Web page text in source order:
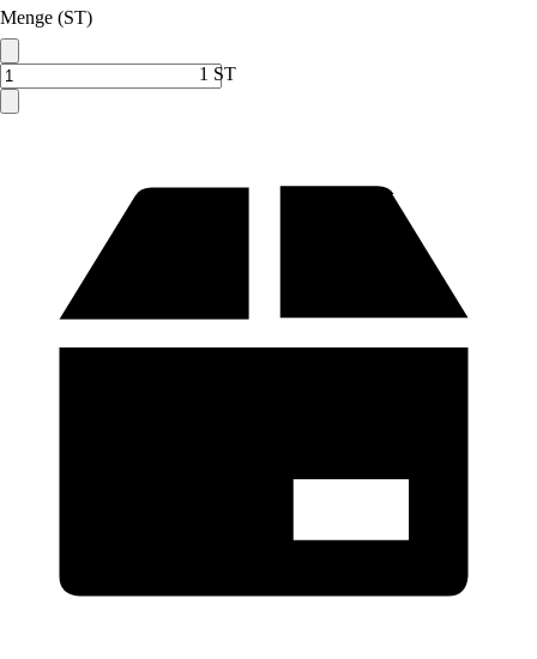
Menge (ST)
1 ST